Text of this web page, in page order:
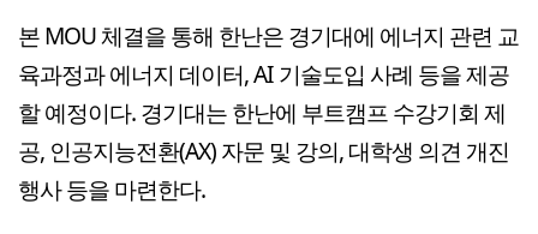
본 MOU 체결을 통해 한난은 경기대에 에너지 관련 교
육과정과 에너지 데이터, AI 기술도입 사례 등을 제공
할 예정이다. 경기대는 한난에 부트캠프 수강기회 제
공, 인공지능전환(AX) 자문 및 강의, 대학생 의견 개진
행사 등을 마련한다.